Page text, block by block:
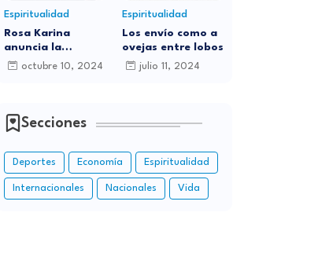
Espiritualidad
Rosa Karina
anuncia la
celebración de sus
Concierto en
Santo Domingo
octubre 10, 2024
Espiritualidad
Los envío como a
ovejas entre lobos
julio 11, 2024
Secciones
Deportes Economía Espiritualidad
Internacionales Nacionales Vida